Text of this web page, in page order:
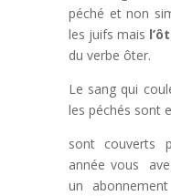
péché et non
les juifs mais
du verbe ôter.
Le sang qui
les péchés sont
sont couverts
année vous
un